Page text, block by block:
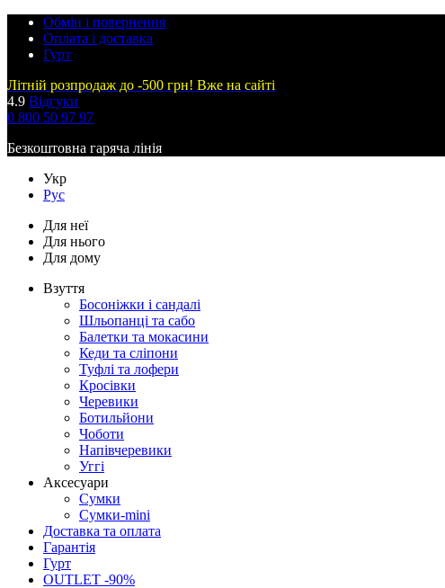
Обмін і повернення
Оплата і доставка
Гурт
Літній розпродаж до -500 грн! Вже на сайті
4.9 Відгуки
0 800 50 97 97
Безкоштовна гаряча лінія
Укр
Рус
Для неї
Для нього
Для дому
Взуття
Босоніжки і сандалі
Шльопанці та сабо
Балетки та мокасини
Кеди та сліпони
Туфлі та лофери
Кросівки
Черевики
Ботильйони
Чоботи
Напівчеревики
Уггі
Аксесуари
Сумки
Сумки-mini
Доставка та оплата
Гарантія
Гурт
OUTLET -90%